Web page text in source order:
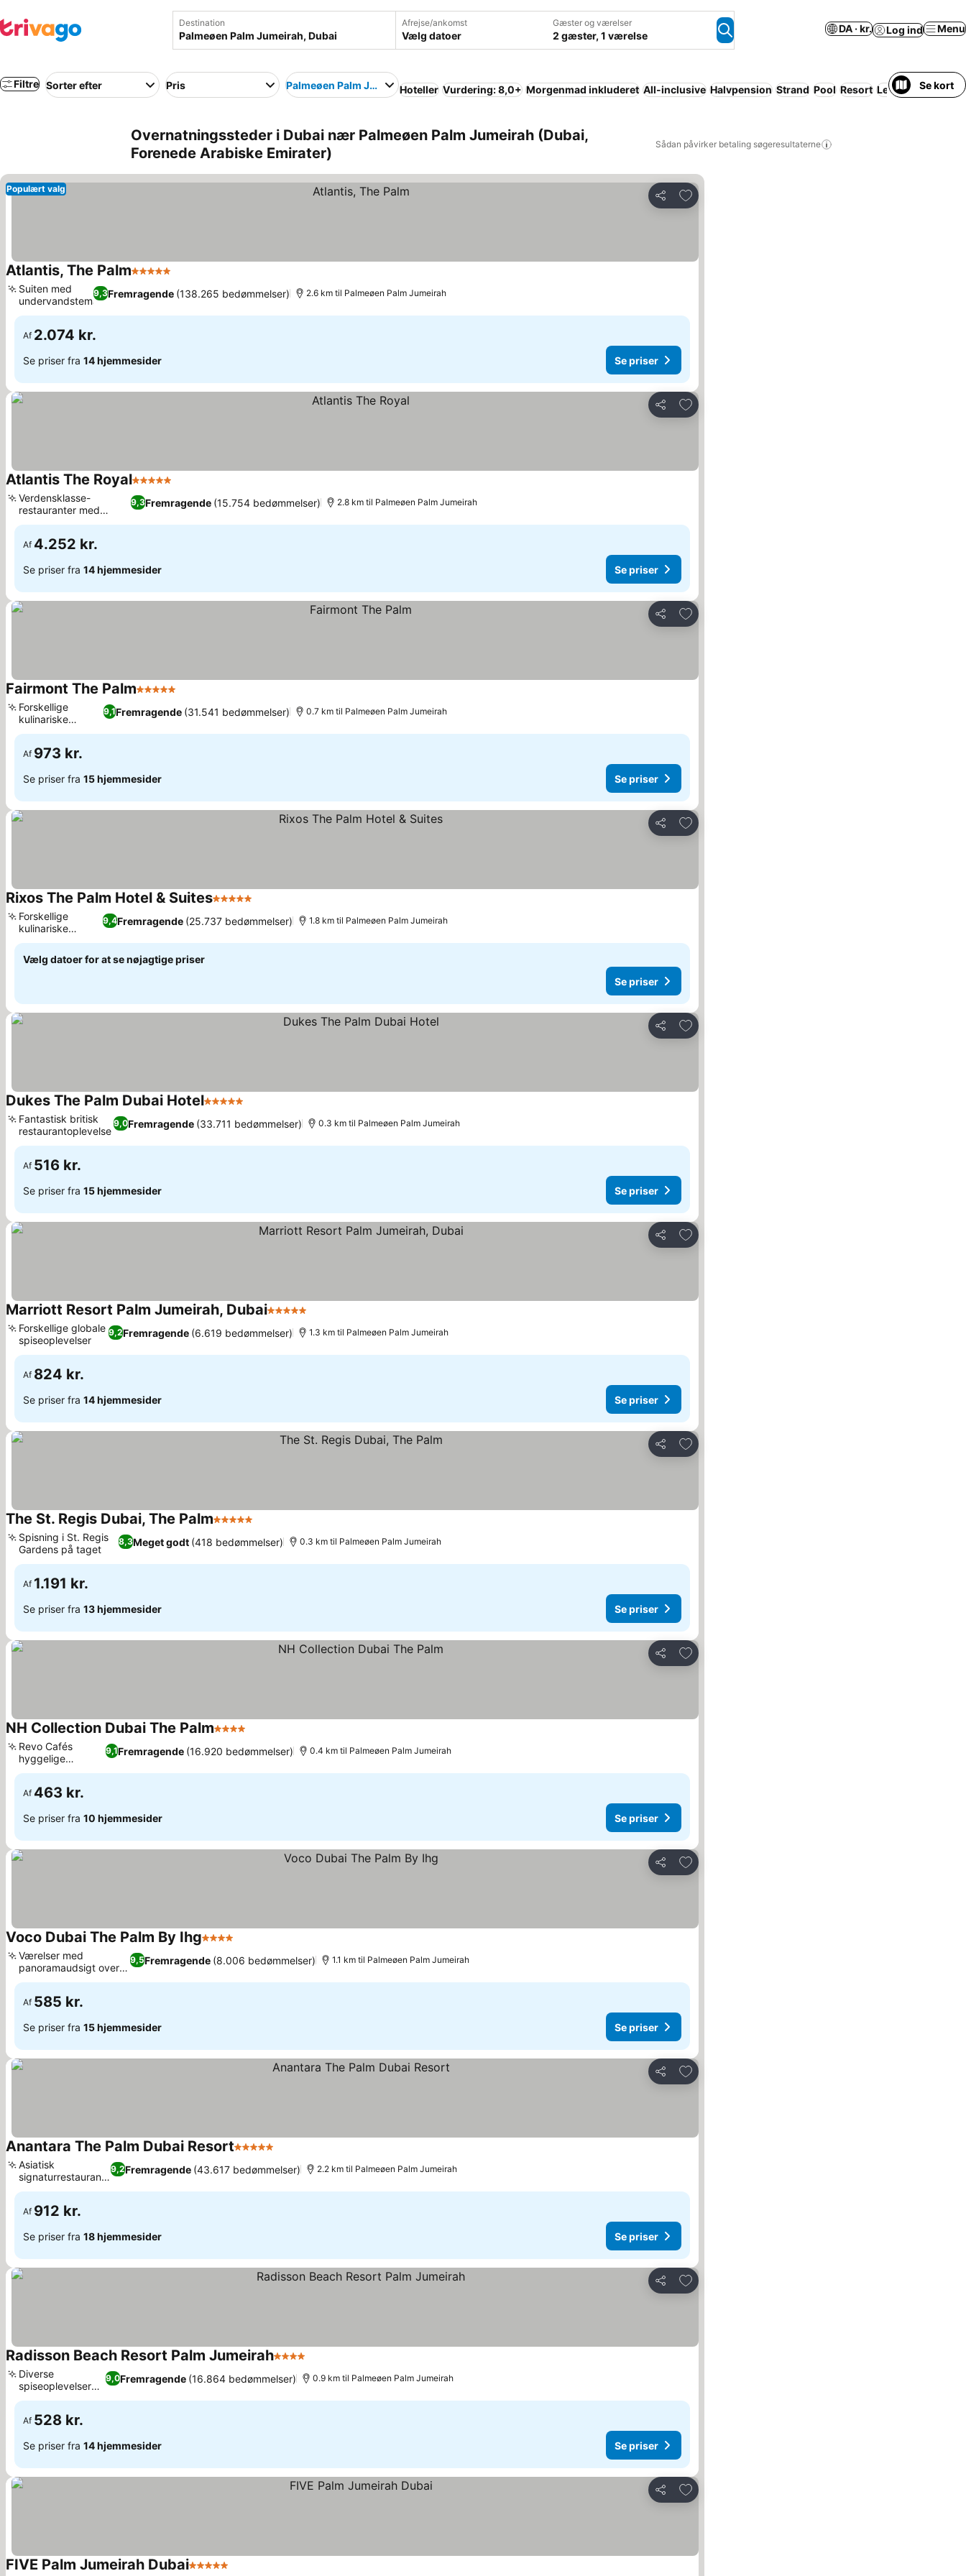
Destination Afrejse/ankomst
Vælg datoer
Gæster og værelser
2 gæster, 1 værelse
DA · kr. Log ind Menu
Filtre Sorter efter Pris Palmeøen Palm JumeirahHoteller Vurdering: 8,0+ Morgenmad inkluderet All-inclusive Halvpension Strand Pool Resort Lejlighed med
Se kort
Overnatningssteder i Dubai nær Palmeøen Palm Jumeirah (Dubai,
Forenede Arabiske Emirater)
Sådan påvirker betaling søgeresultaterne
Del
Føj til favoritter
Populært valg
Atlantis, The Palm5 Stjerner
9,3Fremragende (138.265 bedømmelser)
Suiten med
undervandstema
2.6 km til Palmeøen Palm Jumeirah
Af 2.074 kr.
Se priser fra 14 hjemmesider Se priser
Del
Føj til favoritter
Atlantis The Royal5 Stjerner
9,3Fremragende (15.754 bedømmelser)
Verdensklasse-
restauranter med
kendiskokke
2.8 km til Palmeøen Palm Jumeirah
Af 4.252 kr.
Se priser fra 14 hjemmesider Se priser
Del
Føj til favoritter
Fairmont The Palm5 Stjerner
9,1Fremragende (31.541 bedømmelser)
Forskellige
kulinariske
oplevelser
0.7 km til Palmeøen Palm Jumeirah
Af 973 kr.
Se priser fra 15 hjemmesider Se priser
Del
Føj til favoritter
Rixos The Palm Hotel & Suites5 Stjerner
9,4Fremragende (25.737 bedømmelser)
Forskellige
kulinariske
oplevelser
1.8 km til Palmeøen Palm Jumeirah
Vælg datoer for at se nøjagtige priser
Se priser
Del
Føj til favoritter
Dukes The Palm Dubai Hotel5 Stjerner
9,0Fremragende (33.711 bedømmelser)
Fantastisk britisk
restaurantoplevelse
0.3 km til Palmeøen Palm Jumeirah
Af 516 kr.
Se priser fra 15 hjemmesider Se priser
Del
Føj til favoritter
Marriott Resort Palm Jumeirah, Dubai5 Stjerner
9,2Fremragende (6.619 bedømmelser)
Forskellige globale
spiseoplevelser
1.3 km til Palmeøen Palm Jumeirah
Af 824 kr.
Se priser fra 14 hjemmesider Se priser
Del
Føj til favoritter
The St. Regis Dubai, The Palm5 Stjerner
8,3Meget godt (418 bedømmelser)
Spisning i St. Regis
Gardens på taget
0.3 km til Palmeøen Palm Jumeirah
Af 1.191 kr.
Se priser fra 13 hjemmesider Se priser
Del
Føj til favoritter
NH Collection Dubai The Palm4 Stjerner
9,1Fremragende (16.920 bedømmelser)
Revo Cafés
hyggelige
atmosfære
0.4 km til Palmeøen Palm Jumeirah
Af 463 kr.
Se priser fra 10 hjemmesider Se priser
Del
Føj til favoritter
Voco Dubai The Palm By Ihg4 Stjerner
9,5Fremragende (8.006 bedømmelser)
Værelser med
panoramaudsigt over
stranden
1.1 km til Palmeøen Palm Jumeirah
Af 585 kr.
Se priser fra 15 hjemmesider Se priser
Del
Føj til favoritter
Anantara The Palm Dubai Resort5 Stjerner
9,2Fremragende (43.617 bedømmelser)
Asiatisk
signaturrestaurant,
Mekong
2.2 km til Palmeøen Palm Jumeirah
Af 912 kr.
Se priser fra 18 hjemmesider Se priser
Del
Føj til favoritter
Radisson Beach Resort Palm Jumeirah4 Stjerner
9,0Fremragende (16.864 bedømmelser)
Diverse
spiseoplevelser
på stedet
0.9 km til Palmeøen Palm Jumeirah
Af 528 kr.
Se priser fra 14 hjemmesider Se priser
Del
Føj til favoritter
FIVE Palm Jumeirah Dubai5 Stjerner